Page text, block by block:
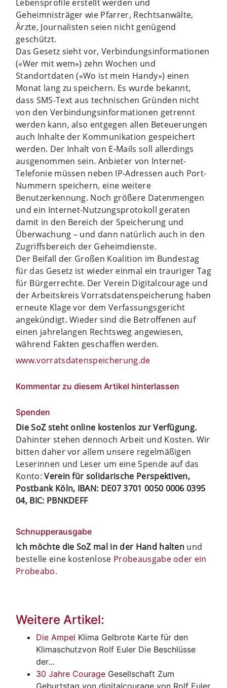
Lebensprofile erstellt werden und
Geheimnisträger wie Pfarrer, Rechtsanwälte,
Ärzte, Journalisten seien nicht genügend
geschützt.
Das Gesetz sieht vor, Verbindungsinformationen
(«Wer mit wem») zehn Wochen und
Standortdaten («Wo ist mein Handy») einen
Monat lang zu speichern. Es wurde bekannt,
dass SMS-Text aus technischen Gründen nicht
von den Verbindungsinformationen getrennt
werden kann, also entgegen allen Beteuerungen
auch Inhalte der Kommunikation gespeichert
werden. Der Inhalt von E-Mails soll allerdings
ausgenommen sein. Anbieter von Internet-
Telefonie müssen neben IP-Adressen auch Port-
Nummern speichern, eine weitere
Benutzerkennung. Noch größere Datenmengen
und ein Internet-Nutzungsprotokoll geraten
damit in den Bereich der Speicherung und
Überwachung – und dann natürlich auch in den
Zugriffsbereich der Geheimdienste.
Der Beifall der Großen Koalition im Bundestag
für das Gesetz ist wieder einmal ein trauriger Tag
für Bürgerrechte. Der Verein Digitalcourage und
der Arbeitskreis Vorratsdatenspeicherung haben
erneute Klage vor dem Verfassungsgericht
angekündigt. Wieder sind die Betroffenen auf
einen jahrelangen Rechtsweg angewiesen,
während Fakten geschaffen werden.
www.vorratsdatenspeicherung.de
Kommentar zu diesem Artikel hinterlassen
Spenden
Die SoZ steht online kostenlos zur Verfügung.
Dahinter stehen dennoch Arbeit und Kosten. Wir
bitten daher vor allem unsere regelmäßigen
Leserinnen und Leser um eine Spende auf das
Konto:Verein für solidarische Perspektiven,
Postbank Köln, IBAN: DE07 3701 0050 0006 0395
04, BIC: PBNKDEFF
Schnupperausgabe
Ich möchte die SoZ mal in der Hand halten und
bestelle eine kostenlose Probeausgabe oder ein
Probeabo.
Weitere Artikel:
Die Ampel Klima Gelbrote Karte für den
Klimaschutzvon Rolf Euler Die Beschlüsse
der…
30 Jahre Courage Gesellschaft Zum
Geburtstag von digitalcourage von Rolf Euler